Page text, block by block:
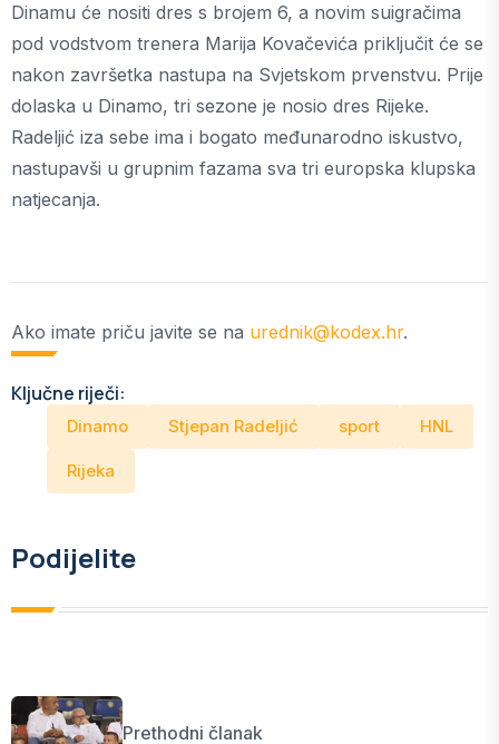
Dinamu će nositi dres s brojem 6, a novim suigračima
pod vodstvom trenera Marija Kovačevića priključit će se
nakon završetka nastupa na Svjetskom prvenstvu. Prije
dolaska u Dinamo, tri sezone je nosio dres Rijeke.
Radeljić iza sebe ima i bogato međunarodno iskustvo,
nastupavši u grupnim fazama sva tri europska klupska
natjecanja.
Ako imate priču javite se na urednik@kodex.hr.
Ključne riječi:
Dinamo Stjepan Radeljić sport HNL
Rijeka
Podijelite
Prethodni članak